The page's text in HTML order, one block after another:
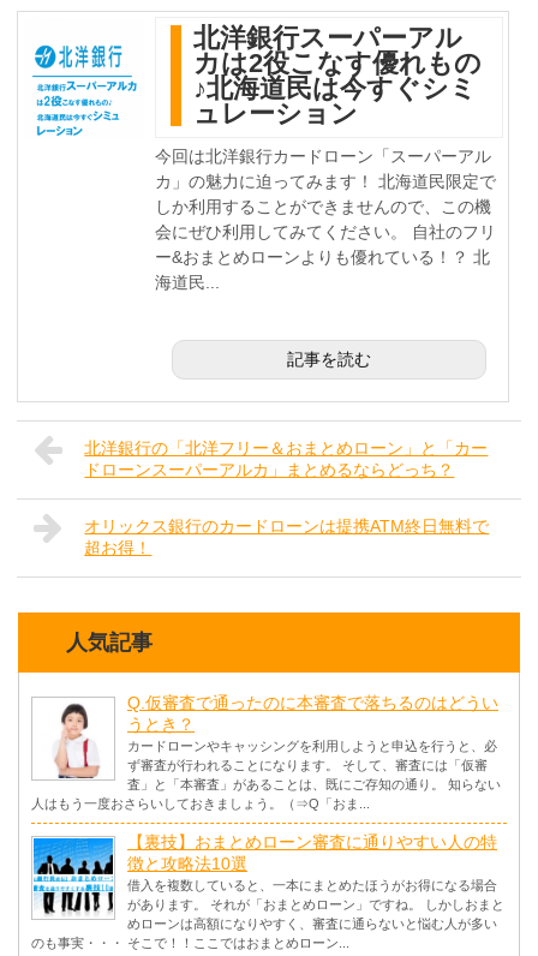
北洋銀行スーパーアル
カは2役こなす優れもの
♪北海道民は今すぐシミ
ュレーション
今回は北洋銀行カードローン「スーパーアル
カ」の魅力に迫ってみます！ 北海道民限定で
しか利用することができませんので、この機
会にぜひ利用してみてください。 自社のフリ
ー&おまとめローンよりも優れている！？ 北
海道民...
記事を読む
北洋銀行の「北洋フリー＆おまとめローン」と「カー
ドローンスーパーアルカ」まとめるならどっち？
オリックス銀行のカードローンは提携ATM終日無料で
超お得！
人気記事
Q.仮審査で通ったのに本審査で落ちるのはどうい
うとき？
カードローンやキャッシングを利用しようと申込を行うと、必
ず審査が行われることになります。 そして、審査には「仮審
査」と「本審査」があることは、既にご存知の通り。 知らない
人はもう一度おさらいしておきましょう。（⇒Q「おま...
【裏技】おまとめローン審査に通りやすい人の特
徴と攻略法10選
借入を複数していると、一本にまとめたほうがお得になる場合
があります。 それが「おまとめローン」ですね。 しかしおまと
めローンは高額になりやすく、審査に通らないと悩む人が多い
のも事実・・・ そこで！！ここではおまとめローン...